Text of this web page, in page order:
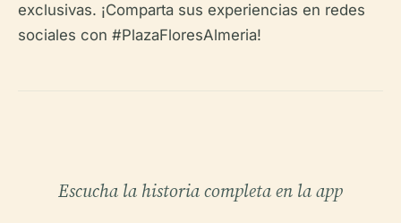
exclusivas. ¡Comparta sus experiencias en redes
sociales con #PlazaFloresAlmeria!
Escucha la historia completa en la app